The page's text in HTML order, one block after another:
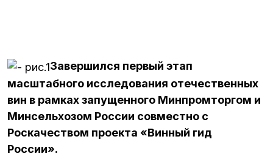
Завершился первый этап
масштабного исследования отечественных
вин в рамках запущенного Минпромторгом и
Минсельхозом России совместно с
Роскачеством проекта «Винный гид
России».